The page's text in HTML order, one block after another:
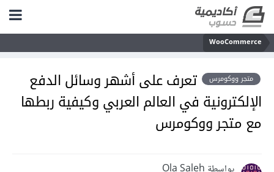
WooCommerce
متجر ووكومرس
تعرف على أشهر وسائل الدفع
الإلكترونية في العالم العربي وكيفية ربطها
مع متجر ووكومرس